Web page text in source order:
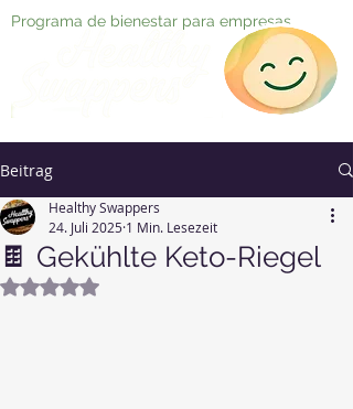
Programa de bienestar para empresas
Beitrag
🍫 Gekühlte Keto-Riegel
Healthy Swappers
24. Juli 2025 1 Min. Lesezeit
Mit NaN von 5 Sternen bewertet.